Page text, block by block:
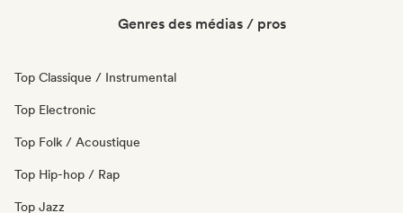
Genres des médias / pros
Top Classique / Instrumental
Top Electronic
Top Folk / Acoustique
Top Hip-hop / Rap
Top Jazz